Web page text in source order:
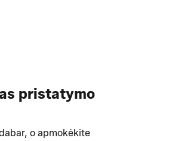
pristatymo
o apmokėkite